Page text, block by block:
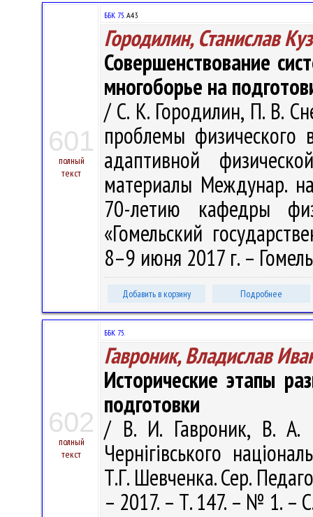
601
полный
текст
ББК 75.А43
Городилин, Станислав
Совершенствование
многоборье на
/ С. К. Городилин, П. В.
проблемы физического
адаптивной
материалы Междунар.
70-летию кафедры
«Гомельский
8–9 июня 2017 г. –
Добавить в корзину Подробнее
602
полный
текст
ББК 75.
Гавроник, Владислав
Исторические этапы
подготовки
/ В. И. Гавроник, В. А.
Чернiгiвського
Т.Г. Шевченка. Сер.
– 2017. – Т. 147. – № 1. –